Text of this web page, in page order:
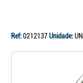
Ref:0212137Unidade:UNI